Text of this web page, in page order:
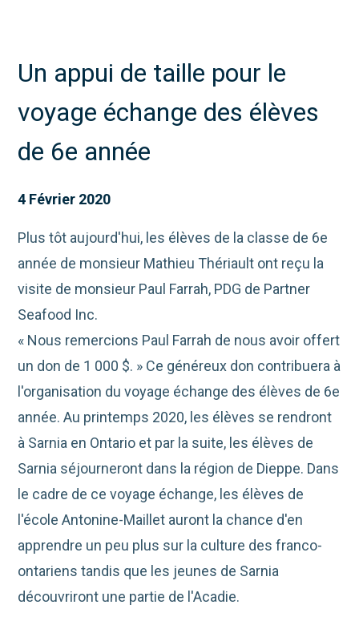
Un appui de taille pour le
voyage échange des élèves
de 6e année
4 Février 2020
Plus tôt aujourd'hui, les élèves de la classe de 6e
année de monsieur Mathieu Thériault ont reçu la
visite de monsieur Paul Farrah, PDG de Partner
Seafood Inc.
« Nous remercions Paul Farrah de nous avoir offert
un don de 1 000 $. » Ce généreux don contribuera à
l'organisation du voyage échange des élèves de 6e
année. Au printemps 2020, les élèves se rendront
à Sarnia en Ontario et par la suite, les élèves de
Sarnia séjourneront dans la région de Dieppe. Dans
le cadre de ce voyage échange, les élèves de
l'école Antonine-Maillet auront la chance d'en
apprendre un peu plus sur la culture des franco-
ontariens tandis que les jeunes de Sarnia
découvriront une partie de l'Acadie.